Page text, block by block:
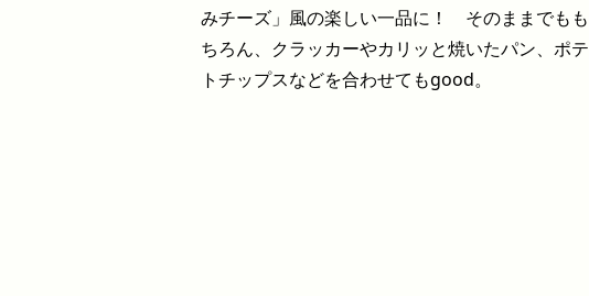
みチーズ」風の楽しい一品に！ そのままでもも
ちろん、クラッカーやカリッと焼いたパン、ポテ
トチップスなどを合わせてもgood。